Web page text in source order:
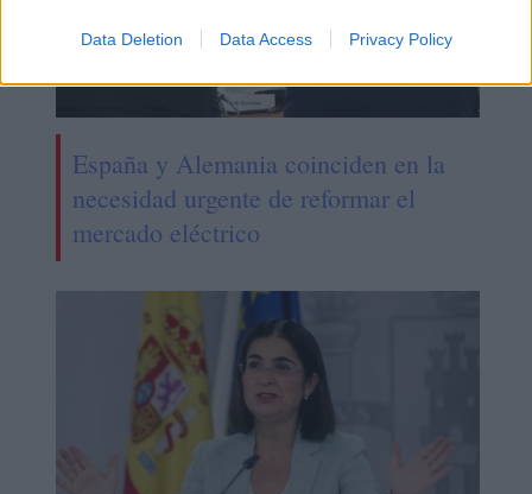
Data Deletion Data Access Privacy Policy
España y Alemania coinciden en la
necesidad urgente de reformar el
mercado eléctrico